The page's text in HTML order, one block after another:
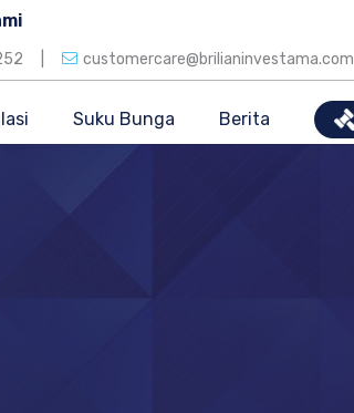
customercare@brilianinvestama.com
Suku Bunga Berita